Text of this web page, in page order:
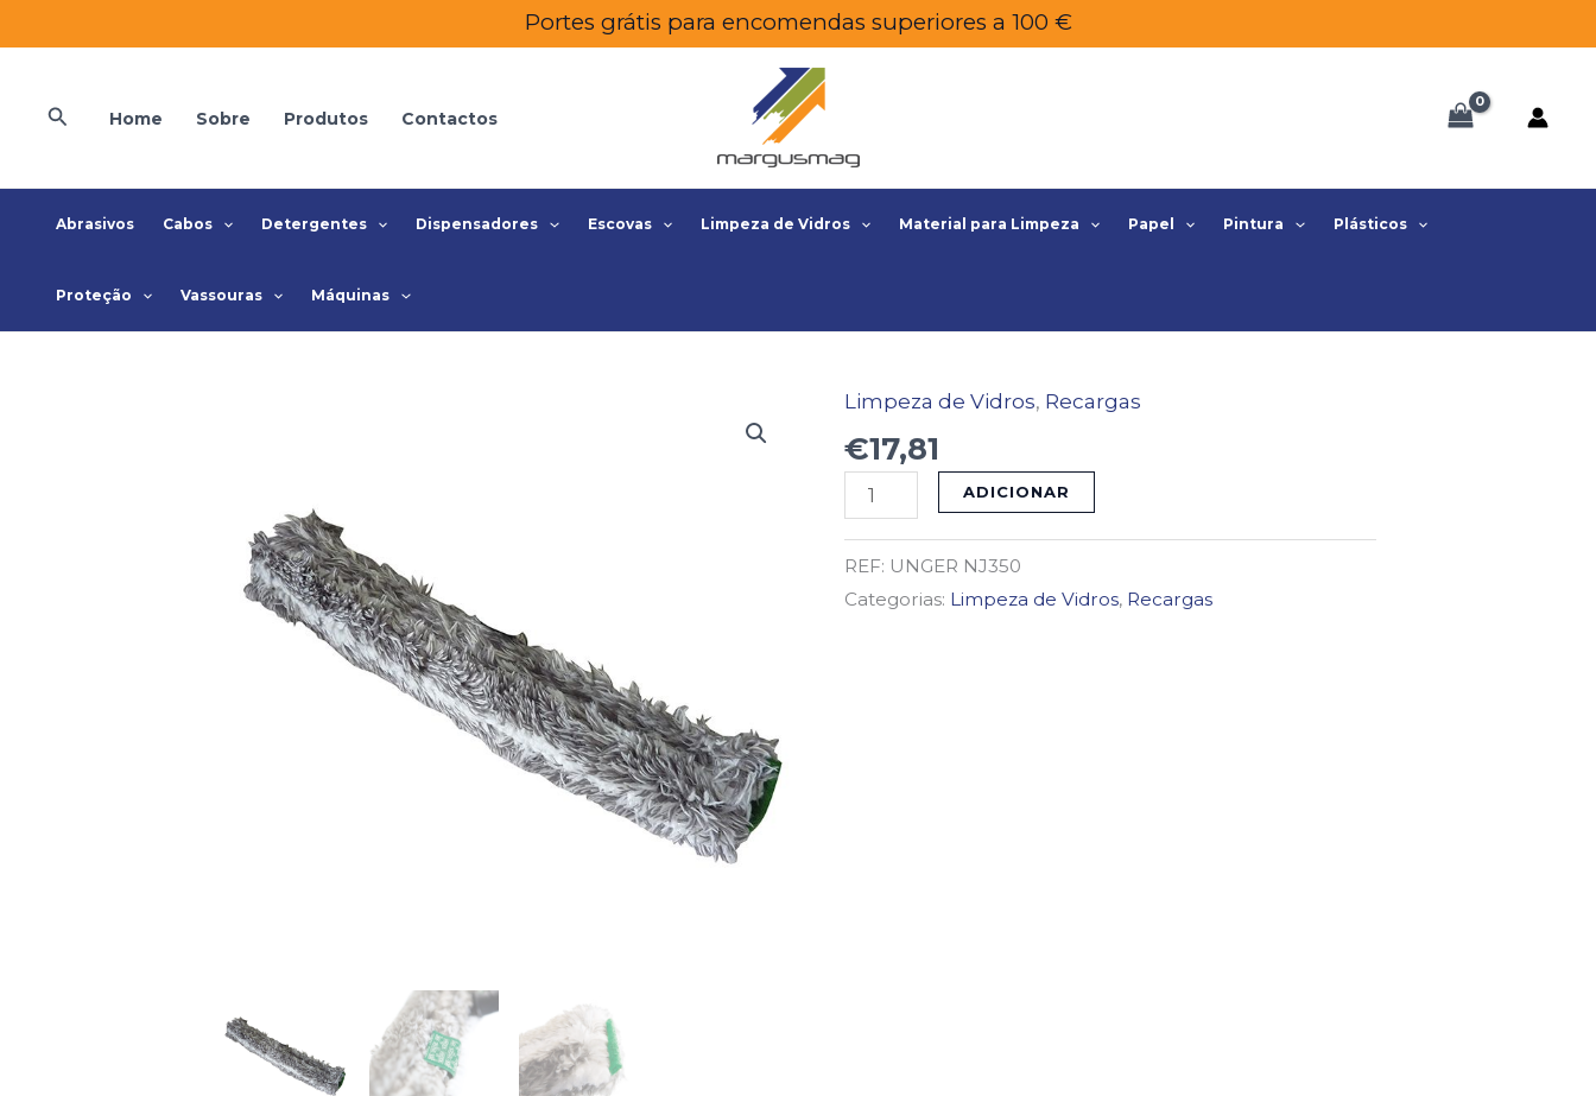
to
Portes grátis para encomendas superiores a 100 €
SearchHome Sobre Produtos Contactos
Abrasivos Cabos Detergentes Dispensadores Escovas Limpeza de Vidros Material para Limpeza Papel Pintura Plásticos
Proteção Vassouras Máquinas
Limpeza de Vidros, Recargas
€17,81
Quantidade
de
UNGER
RECARGA
PELUCHE
35CM
NINJA
ADICIONAR
REF: UNGER NJ350
Categorias: Limpeza de Vidros, Recargas